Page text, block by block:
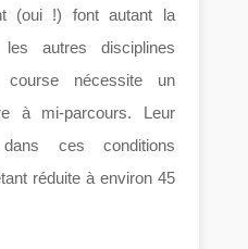
(oui !) font autant la
autres disciplines
course nécessite un
à mi-parcours. Leur
ces conditions
réduite à environ 45